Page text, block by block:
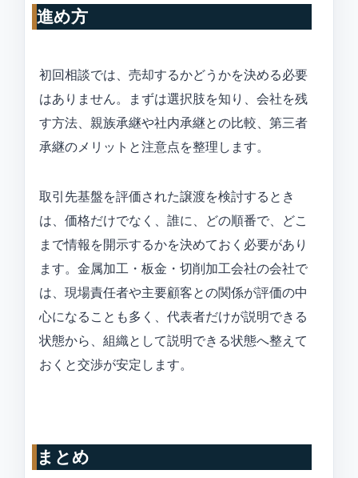
進め方
初回相談では、売却するかどうかを決める必要
はありません。まずは選択肢を知り、会社を残
す方法、親族承継や社内承継との比較、第三者
承継のメリットと注意点を整理します。
取引先基盤を評価された譲渡を検討するとき
は、価格だけでなく、誰に、どの順番で、どこ
まで情報を開示するかを決めておく必要があり
ます。金属加工・板金・切削加工会社の会社で
は、現場責任者や主要顧客との関係が評価の中
心になることも多く、代表者だけが説明できる
状態から、組織として説明できる状態へ整えて
おくと交渉が安定します。
まとめ